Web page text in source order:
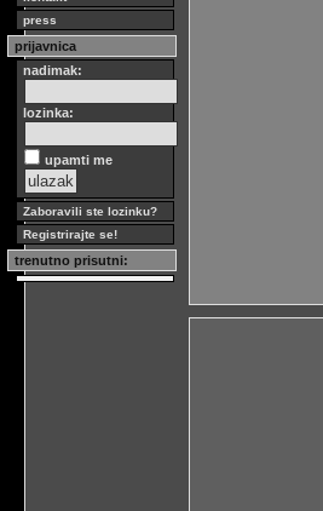
press
prijavnica
nadimak:
lozinka:
upamti me
Zaboravili ste lozinku?
Registrirajte se!
trenutno prisutni: